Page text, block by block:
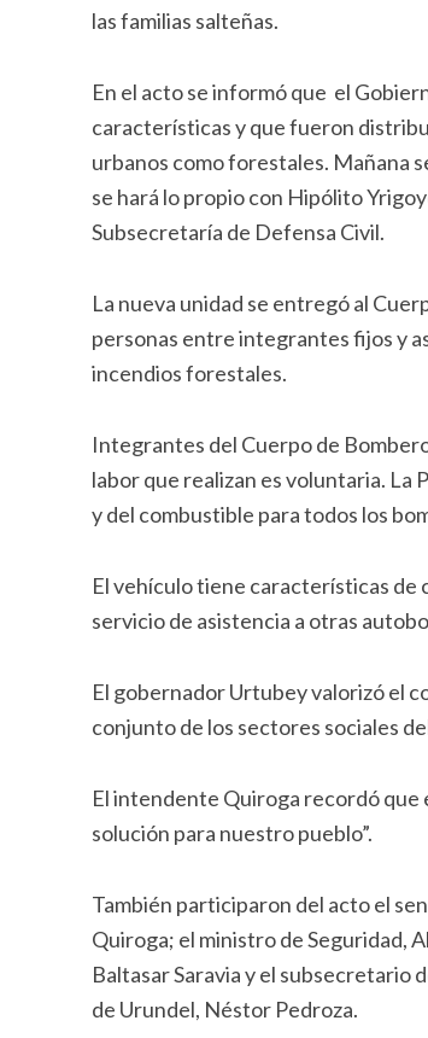
las familias salteñas.
En el acto se informó que el
características y que fueron
urbanos como forestales. Mañana
se hará lo propio con Hipólito
Subsecretaría de Defensa Civil.
La nueva unidad se entregó al
personas entre integrantes fijos y
incendios forestales.
Integrantes del Cuerpo de
labor que realizan es voluntaria. La
y del combustible para todos los
El vehículo tiene características de
servicio de asistencia a otras
El gobernador Urtubey valorizó el
conjunto de los sectores sociales
El intendente Quiroga recordó que
solución para nuestro pueblo”.
También participaron del acto el
Quiroga; el ministro de Seguridad,
Baltasar Saravia y el
de Urundel, Néstor Pedroza.